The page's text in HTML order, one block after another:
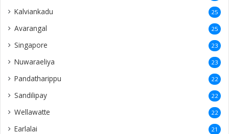
Kalviankadu 25
Avarangal 25
Singapore 23
Nuwaraeliya 23
Pandatharippu 22
Sandilipay 22
Wellawatte 22
Earlalai 21